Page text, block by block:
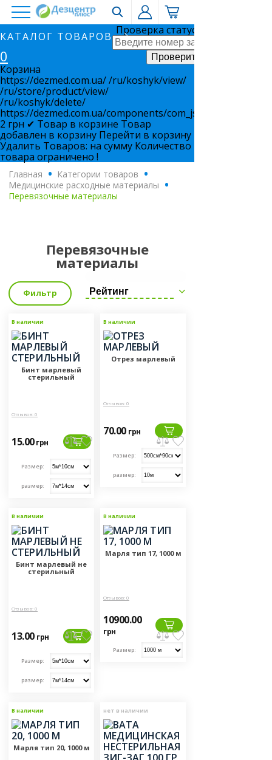
КАТАЛОГ ТОВАРОВ Проверка статуса заказа
0
Корзина
https://dezmed.com.ua//ru/koshyk/view/
/ru/store/product/view/
/ru/koshyk/delete/
https://dezmed.com.ua/components/com_jshopping/files/
2 грн ✔ Товар в корзине Товар
добавлен в корзину Перейти в корзину
Удалить Товаров: на сумму Количество
товара ограничено !
Главная . Категории товаров
.
Медицинские расходные материалы
.
Перевязочные материалы
Перевязочные
материалы
Фильтр Рейтинг
В наличии
Бинт марлевый
стерильный
Отзывов: 0
15.00грн
Размер:
размер:
В наличии
Отрез марлевый
Отзывов: 0
70.00 грн
Размер:
размер:
В наличии
Бинт марлевый не
стерильный
Отзывов: 0
13.00 грн
Размер:
размер:
В наличии
Марля тип 17, 1000 м
Отзывов: 0
10900.00
грн
Размер:
В наличии
Марля тип 20, 1000 м
нет в наличии